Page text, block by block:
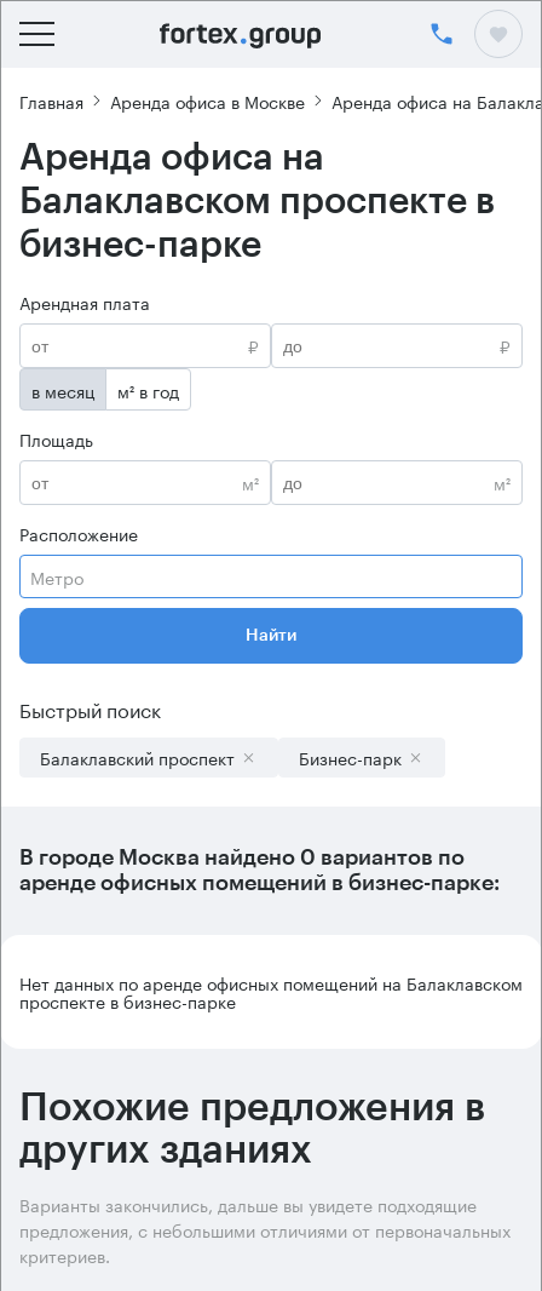
Главная Аренда офиса в Москве Аренда офиса на
Аренда офиса на
Балаклавском проспекте в
бизнес-парке
Арендная плата
₽
₽
в месяц
м² в год
Площадь
м²
м²
Расположение
Метро
Найти
Быстрый поиск
Балаклавский проспект Бизнес-парк
В городе Москва найдено 0 вариантов по
аренде офисных помещений в бизнес-парке:
Нет данных по аренде офисных помещений на Балаклавском
проспекте в бизнес-парке
Похожие предложения в
других зданиях
Варианты закончились, дальше вы увидете подходящие
предложения, с небольшими отличиями от первоначальных
критериев.